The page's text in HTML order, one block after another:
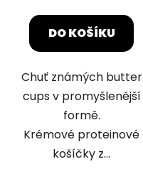
DO KOŠÍKU
Chuť známých butter
cups v promyšlenější
formě.
Krémové proteinové
košíčky z...